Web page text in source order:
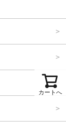
カートへ